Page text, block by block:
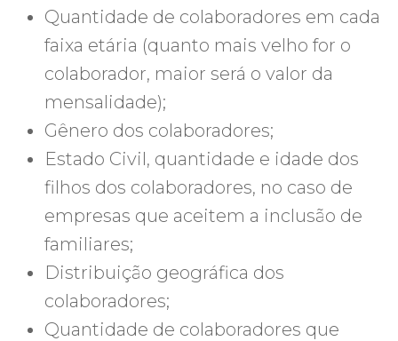
Quantidade de colaboradores em cada
faixa etária (quanto mais velho for o
colaborador, maior será o valor da
mensalidade);
Gênero dos colaboradores;
Estado Civil, quantidade e idade dos
filhos dos colaboradores, no caso de
empresas que aceitem a inclusão de
familiares;
Distribuição geográfica dos
colaboradores;
Quantidade de colaboradores que